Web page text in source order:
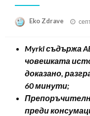
Eko Zdrave
Myrkl съдържа
човешката
доказано,
60 минути;
преди